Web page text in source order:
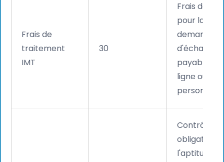
Frais de
traitement
IMT
30
Frais de
pour la
demande
d'échange,
payables
ligne ou en
personne.
Contrôle
obligatoire
l'aptitude